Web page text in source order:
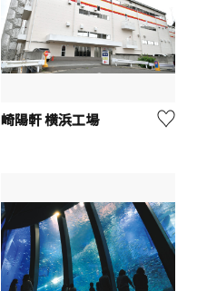
崎陽軒 横浜工場